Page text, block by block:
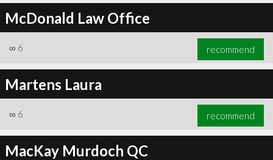
McDonald Law Office
∞ 6 recommend
Martens Laura
∞ 6 recommend
MacKay Murdoch QC